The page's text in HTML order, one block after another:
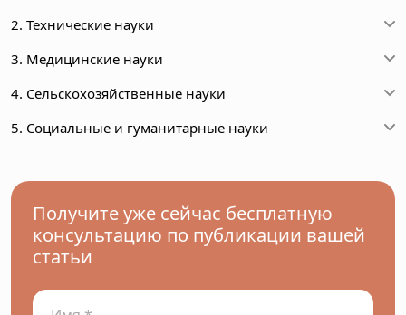
2. Технические науки
3. Медицинские науки
4. Сельскохозяйственные науки
5. Социальные и гуманитарные науки
Получите уже сейчас бесплатную
консультацию по публикации вашей
статьи